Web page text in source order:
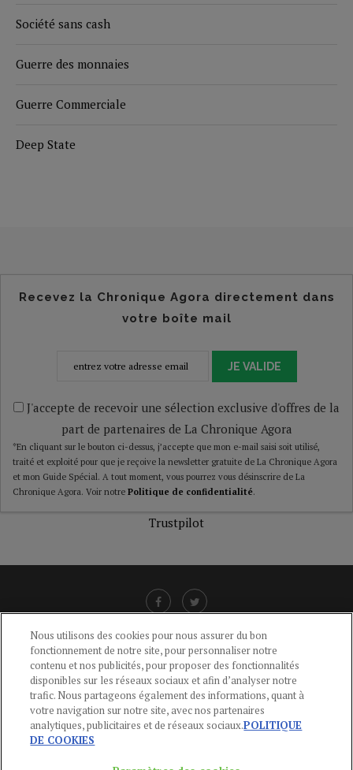
Société sans cash
Guerre des monnaies
Guerre Commerciale
Deep State
Recevez la Chronique Agora directement dans
votre boîte mail
JE VALIDE
J'accepte de recevoir une sélection exclusive d'offres de la
part de partenaires de La Chronique Agora
*En cliquant sur le bouton ci-dessus, j’accepte que mon e-mail saisi soit utilisé,
traité et exploité pour que je reçoive la newsletter gratuite de La Chronique Agora
et mon Guide Spécial. A tout moment, vous pourrez vous désinscrire de La
Chronique Agora. Voir notre Politique de confidentialité.
Trustpilot
CGU-POLITIQUE DE CONFIDENTIALITÉ -POLITIQUE DES COOKIES
MENTIONS LÉGALES -AIDE
CONTACT
01 44 59 91 11
Nous utilisons des cookies pour nous assurer du bon
fonctionnement de notre site, pour personnaliser notre
contenu et nos publicités, pour proposer des fonctionnalités
disponibles sur les réseaux sociaux et afin d’analyser notre
trafic. Nous partageons également des informations, quant à
votre navigation sur notre site, avec nos partenaires
analytiques, publicitaires et de réseaux sociaux.POLITIQUE
DE COOKIES